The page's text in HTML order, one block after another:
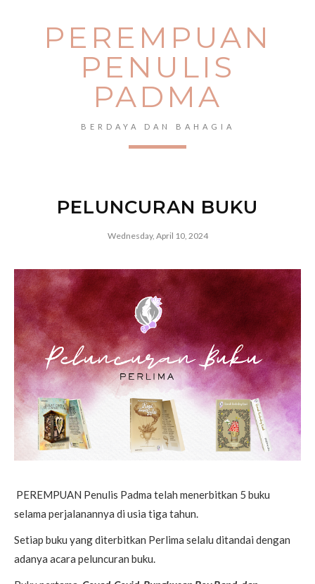
PEREMPUAN
PENULIS
PADMA
BERDAYA DAN BAHAGIA
PELUNCURAN BUKU
Wednesday, April 10, 2024
PEREMPUAN Penulis Padma telah menerbitkan 5 buku
selama perjalanannya di usia tiga tahun.
Setiap buku yang diterbitkan Perlima selalu ditandai dengan
adanya acara peluncuran buku.